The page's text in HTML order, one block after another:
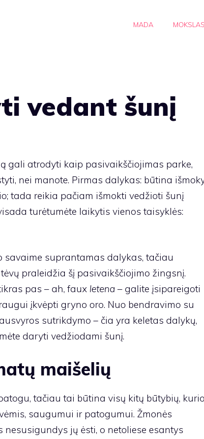
MADA MOKSLAS
vedant šunį
gali atrodyti kaip pasivaikščiojimas parke,
nei manote. Pirmas dalykas: būtina
tada reikia pačiam išmokti vedžioti šunį
turėtumėte laikytis vienos taisyklės:
suprantamas dalykas, tačiau
praleidžia šį pasivaikščiojimo žingsnį.
pas – ah, faux letena – galite įsipareigoti
įkvėpti gryno oro. Nuo bendravimo su
sutrikdymo – čia yra keletas dalykų,
daryti vedžiodami šunį.
maišelių
tačiau tai būtina visų kitų būtybių,
saugumui ir patogumui. Žmonės
jų ėsti, o netoliese esantys